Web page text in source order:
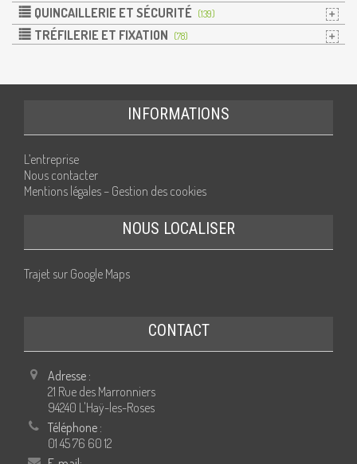
QUINCAILLERIE ET SÉCURITÉ (139)
TRÉFILERIE ET FIXATION (78)
INFORMATIONS
L’entreprise
Nous contacter
Mentions légales – Gestion des cookies
NOUS LOCALISER
Trajet sur Google Maps
CONTACT
Adresse :
21 Rue des Marronniers
94240 L'Haÿ-les-Roses
Téléphone :
01 45 76 60 12